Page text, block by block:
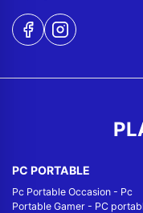
PC PORTABLE
Pc Portable Occasion - Pc
Portable Gamer - PC